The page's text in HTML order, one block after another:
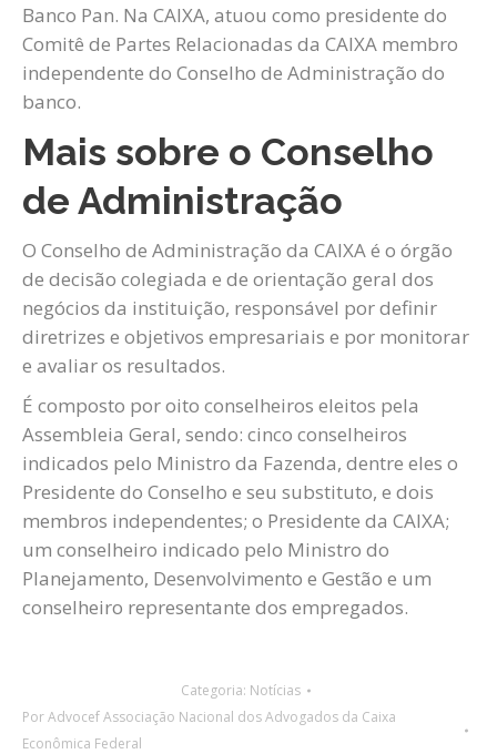
Banco Pan. Na CAIXA, atuou como presidente do
Comitê de Partes Relacionadas da CAIXA membro
independente do Conselho de Administração do
banco.
Mais sobre o Conselho
de Administração
O Conselho de Administração da CAIXA é o órgão
de decisão colegiada e de orientação geral dos
negócios da instituição, responsável por definir
diretrizes e objetivos empresariais e por monitorar
e avaliar os resultados.
É composto por oito conselheiros eleitos pela
Assembleia Geral, sendo: cinco conselheiros
indicados pelo Ministro da Fazenda, dentre eles o
Presidente do Conselho e seu substituto, e dois
membros independentes; o Presidente da CAIXA;
um conselheiro indicado pelo Ministro do
Planejamento, Desenvolvimento e Gestão e um
conselheiro representante dos empregados.
Categoria: Notícias
PorAdvocef Associação Nacional dos Advogados da Caixa
Econômica Federal